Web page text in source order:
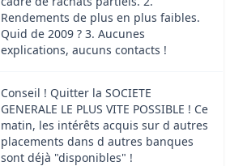
Rendements de plus en plus faibles.
Quid de 2009 ? 3. Aucunes
explications, aucuns contacts !
Conseil ! Quitter la SOCIETE
GENERALE LE PLUS VITE POSSIBLE ! Ce
matin, les intérêts acquis sur d autres
placements dans d autres banques
sont déjà "disponibles" !